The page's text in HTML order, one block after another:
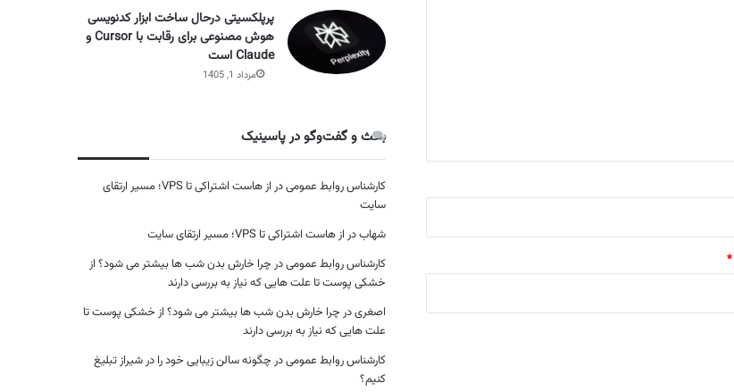
*
پرپلکسیتی درحال ساخت ابزار کدنویسی
هوش مصنوعی برای رقابت با Cursor و
Claude است
مرداد 1, 1405
بحث و گفت‌وگو در پاسینیک
کارشناس روابط عمومیدر
از هاست اشتراکی تا VPS؛ مسیر ارتقای
سایت
شهابدر از هاست اشتراکی تا VPS؛ مسیر ارتقای سایت
کارشناس روابط عمومیدر چرا خارش بدن شب ها بیشتر می شود؟ از
خشکی پوست تا علت هایی که نیاز به بررسی دارند
اصغریدر چرا خارش بدن شب ها بیشتر می شود؟ از خشکی پوست تا
علت هایی که نیاز به بررسی دارند
کارشناس روابط عمومیدر چگونه سالن زیبایی خود را در شیراز تبلیغ
کنیم؟